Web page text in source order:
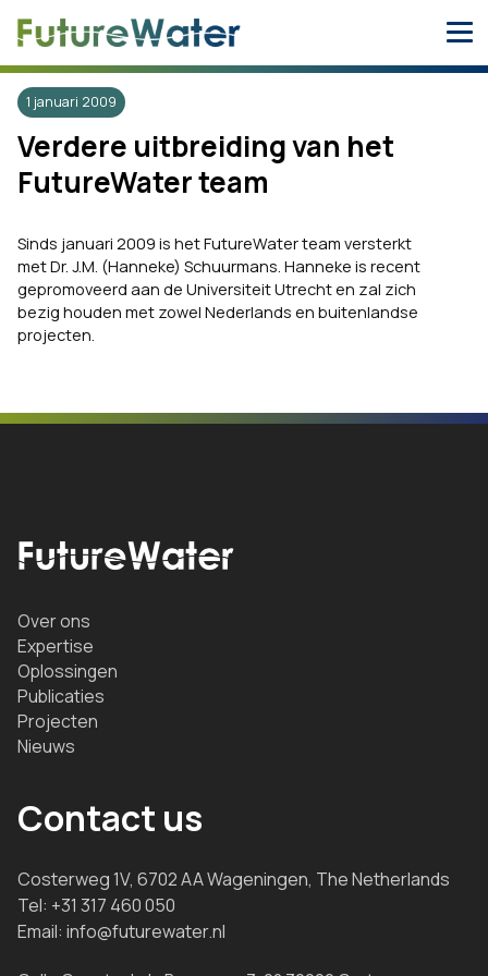
1 januari 2009
Verdere uitbreiding van het
FutureWater team
Sinds januari 2009 is het FutureWater team versterkt
met Dr. J.M. (Hanneke) Schuurmans. Hanneke is recent
gepromoveerd aan de Universiteit Utrecht en zal zich
bezig houden met zowel Nederlands en buitenlandse
projecten.
Over ons
Expertise
Oplossingen
Publicaties
Projecten
Nieuws
Contact us
Costerweg 1V, 6702 AA Wageningen, The Netherlands
Tel: +31 317 460 050
Email: info@futurewater.nl